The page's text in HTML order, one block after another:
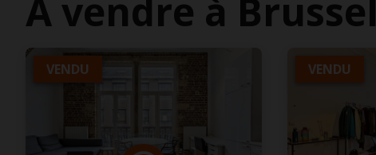
À vendre à Brussel
VENDU VENDU